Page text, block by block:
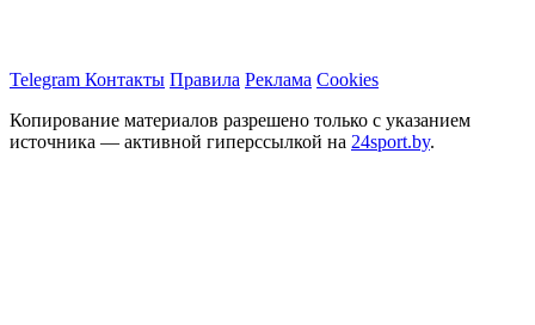
Telegram Контакты Правила Реклама Cookies
Копирование материалов разрешено только с указанием
источника — активной гиперссылкой на 24sport.by.